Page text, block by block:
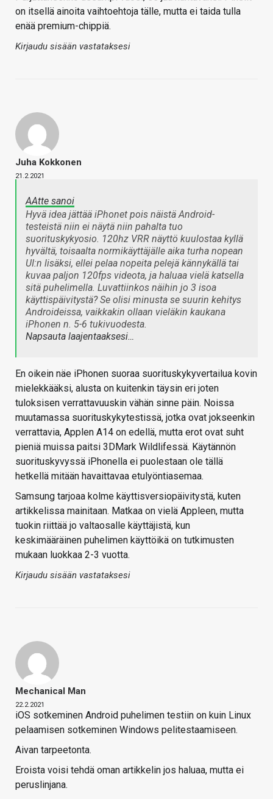
on itsellä ainoita vaihtoehtoja tälle, mutta ei taida tulla
enää premium-chippiä.
Kirjaudu sisään vastataksesi
Juha Kokkonen
21.2.2021
AAtte sanoi
Hyvä idea jättää iPhonet pois näistä Android-
testeistä niin ei näytä niin pahalta tuo
suorituskykyosio. 120hz VRR näyttö kuulostaa kyllä
hyvältä, toisaalta normikäyttäjälle aika turha nopean
UI:n lisäksi, ellei pelaa nopeita pelejä kännykällä tai
kuvaa paljon 120fps videota, ja haluaa vielä katsella
sitä puhelimella. Luvattiinkos näihin jo 3 isoa
käyttispäivitystä? Se olisi minusta se suurin kehitys
Androideissa, vaikkakin ollaan vieläkin kaukana
iPhonen n. 5-6 tukivuodesta.
Napsauta laajentaaksesi…
En oikein näe iPhonen suoraa suorituskykyvertailua kovin
mielekkääksi, alusta on kuitenkin täysin eri joten
tuloksisen verrattavuuskin vähän sinne päin. Noissa
muutamassa suorituskykytestissä, jotka ovat jokseenkin
verrattavia, Applen A14 on edellä, mutta erot ovat suht
pieniä muissa paitsi 3DMark Wildlifessä. Käytännön
suorituskyvyssä iPhonella ei puolestaan ole tällä
hetkellä mitään havaittavaa etulyöntiasemaa.
Samsung tarjoaa kolme käyttisversiopäivitystä, kuten
artikkelissa mainitaan. Matkaa on vielä Appleen, mutta
tuokin riittää jo valtaosalle käyttäjistä, kun
keskimääräinen puhelimen käyttöikä on tutkimusten
mukaan luokkaa 2-3 vuotta.
Kirjaudu sisään vastataksesi
Mechanical Man
22.2.2021
iOS sotkeminen Android puhelimen testiin on kuin Linux
pelaamisen sotkeminen Windows pelitestaamiseen.
Aivan tarpeetonta.
Eroista voisi tehdä oman artikkelin jos haluaa, mutta ei
peruslinjana.